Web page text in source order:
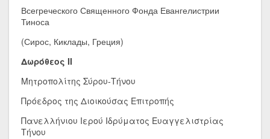
Всегреческого Священного Фонда Евангелистрии
Тиноса
(Сирос, Киклады, Греция)
Δωρόθεος II
Μητροπολίτης Σύρου-Τήνου
Πρόεδρος της Διοικούσας Επιτροπής
Πανελλήνιου Ιερού Ιδρύματος Ευαγγελιστρίας
Τήνου